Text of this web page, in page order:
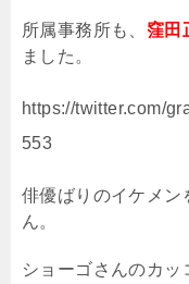
所属事務所も、 窪田
ました。
https://twitter.com/
553
俳優ばりのイケメン
ん。
ショーゴさんのカ